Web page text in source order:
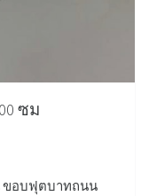
ซม
ขอบฟุตบาทถนน